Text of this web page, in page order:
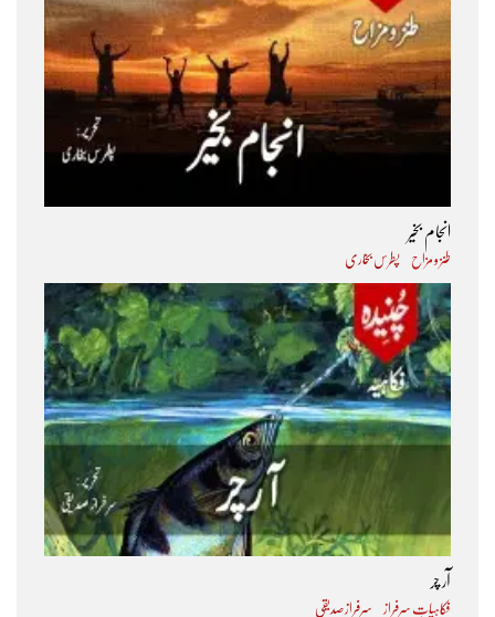
انجام بخیر
طنز و مزاح پطرس بخاری
آر چر
فکاہیاتِ سرفراز سرفراز صدیقی